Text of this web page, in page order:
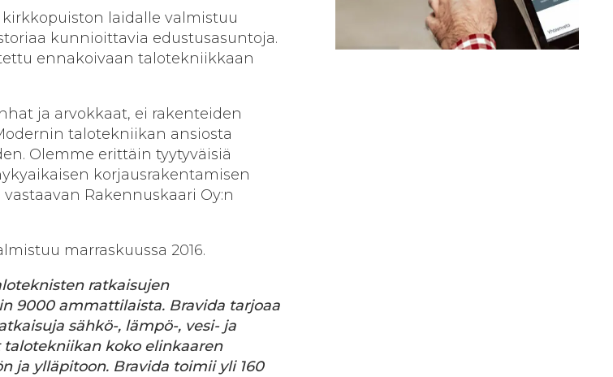
laidalle valmistuu
kunnioittavia edustusasuntoja.
ennakoivaan talotekniikkaan
ja arvokkaat, ei rakenteiden
talotekniikan ansiosta
Olemme erittäin tyytyväisiä
korjausrakentamisen
Rakennuskaari Oy:n
marraskuussa 2016.
ratkaisujen
9000 ammattilaista. Bravida tarjoaa
sähkö-, lämpö-, vesi- ja
koko elinkaaren
ja ylläpitoon. Bravida toimii yli 160